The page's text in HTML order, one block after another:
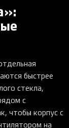
быстрее
стекла,
с
чтобы корпус с
на